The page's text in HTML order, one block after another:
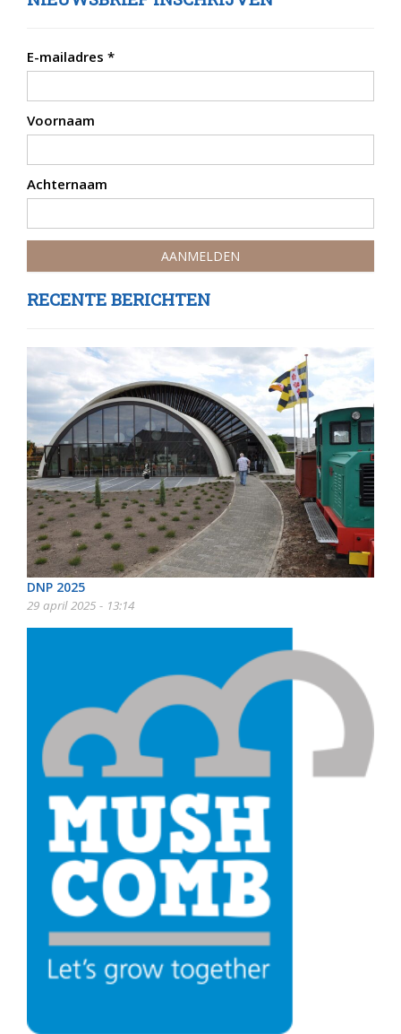
E-mailadres *
Voornaam
Achternaam
RECENTE BERICHTEN
DNP 2025
29 april 2025 - 13:14